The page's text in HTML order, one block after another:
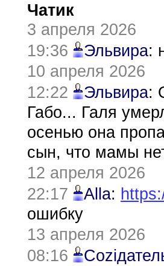
Чатик
3 апреля 2026
19:36
Эльвира:
10 апреля 2026
12:22
Эльвира:
Габо... Галя
осенью она
сын, что мамы
12 апреля 2026
22:17
Alla:
ошибку
13 апреля 2026
08:16